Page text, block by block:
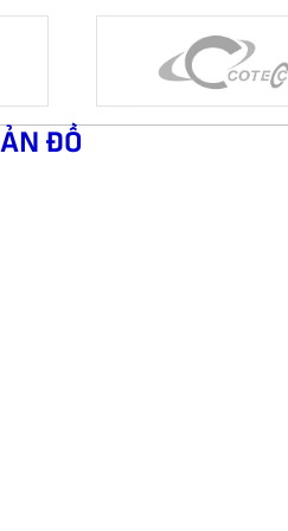
ĐỒ